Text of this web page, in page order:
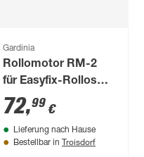
Gardinia
Rollomotor RM-2
für Easyfix-Rollos
mit Welle Ø 18 mm
72,99 €
Lieferung nach Hause
Bestellbar in Troisdorf